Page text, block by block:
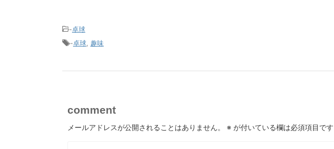
-卓球
-卓球 趣味
comment
メールアドレスが公開されることはありません。 ※ が付いている欄は必須項目です